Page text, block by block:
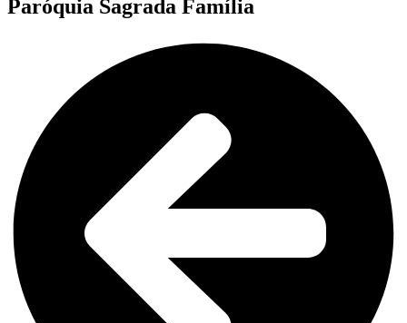
Paróquia Sagrada Família